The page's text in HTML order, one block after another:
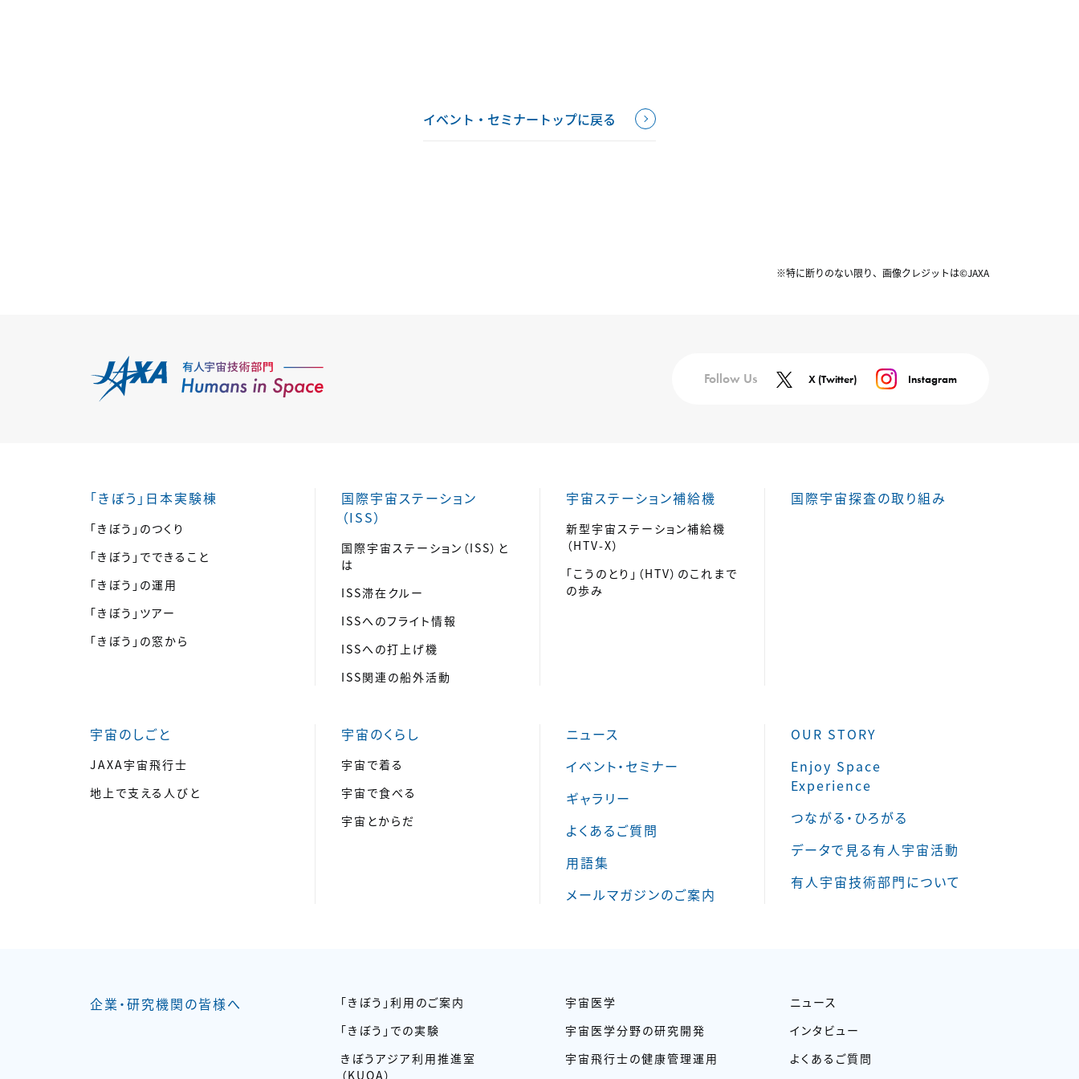
イベント・セミナートップに戻る
※特に断りのない限り、画像クレジットは©JAXA
Follow Us X (Twitter) Instagram
「きぼう」日本実験棟
「きぼう」のつくり
「きぼう」でできること
「きぼう」の運用
「きぼう」ツアー
「きぼう」の窓から
国際宇宙ステーション
（ISS）
国際宇宙ステーション（ISS）と
は
ISS滞在クルー
ISSへのフライト情報
ISSへの打上げ機
ISS関連の船外活動
宇宙ステーション補給機
新型宇宙ステーション補給機
（HTV-X）
「こうのとり」（HTV）のこれまで
の歩み
国際宇宙探査の取り組み
宇宙のしごと
JAXA宇宙飛行士
地上で支える人びと
宇宙のくらし
宇宙で着る
宇宙で食べる
宇宙とからだ
ニュース
イベント・セミナー
ギャラリー
よくあるご質問
用語集
メールマガジンのご案内
OUR STORY
Enjoy Space
Experience
つながる・ひろがる
データで見る有人宇宙活動
有人宇宙技術部門について
企業・研究機関の皆様へ
「きぼう」利用のご案内
「きぼう」での実験
きぼうアジア利用推進室
（KUOA）
宇宙医学
宇宙医学分野の研究開発
宇宙飛行士の健康管理運用
ニュース
インタビュー
よくあるご質問